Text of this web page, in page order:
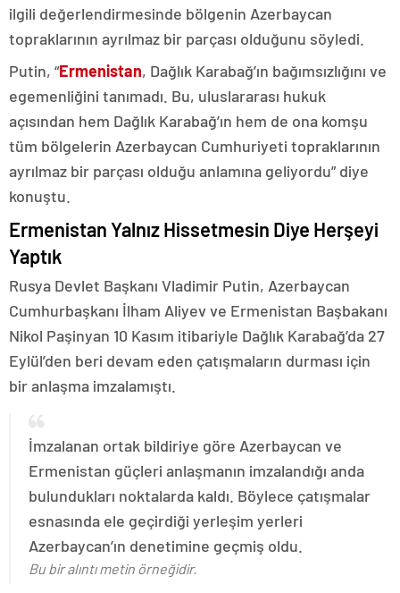
ilgili değerlendirmesinde bölgenin Azerbaycan
topraklarının ayrılmaz bir parçası olduğunu söyledi.
Putin, “Ermenistan, Dağlık Karabağ’ın bağımsızlığını ve
egemenliğini tanımadı. Bu, uluslararası hukuk
açısından hem Dağlık Karabağ’ın hem de ona komşu
tüm bölgelerin Azerbaycan Cumhuriyeti topraklarının
ayrılmaz bir parçası olduğu anlamına geliyordu” diye
konuştu.
Ermenistan Yalnız Hissetmesin Diye Herşeyi
Yaptık
Rusya Devlet Başkanı Vladimir Putin, Azerbaycan
Cumhurbaşkanı İlham Aliyev ve Ermenistan Başbakanı
Nikol Paşinyan 10 Kasım itibariyle Dağlık Karabağ’da 27
Eylül’den beri devam eden çatışmaların durması için
bir anlaşma imzalamıştı.
İmzalanan ortak bildiriye göre Azerbaycan ve
Ermenistan güçleri anlaşmanın imzalandığı anda
bulundukları noktalarda kaldı. Böylece çatışmalar
esnasında ele geçirdiği yerleşim yerleri
Azerbaycan’ın denetimine geçmiş oldu.
Bu bir alıntı metin örneğidir.